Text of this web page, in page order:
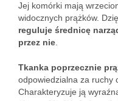
Jej komórki mają
widocznych prążków.
reguluje średnicę
przez nie
Tkanka poprzecznie
odpowiedzialna za ruchy
Charakteryzuje ją